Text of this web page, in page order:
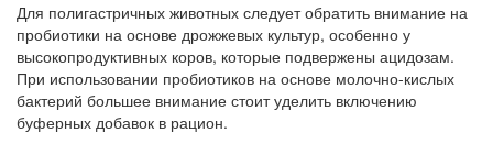
Для полигастричных животных следует обратить внимание на
пробиотики на основе дрожжевых культур, особенно у
высокопродуктивных коров, которые подвержены ацидозам.
При использовании пробиотиков на основе молочно-кислых
бактерий большее внимание стоит уделить включению
буферных добавок в рацион.